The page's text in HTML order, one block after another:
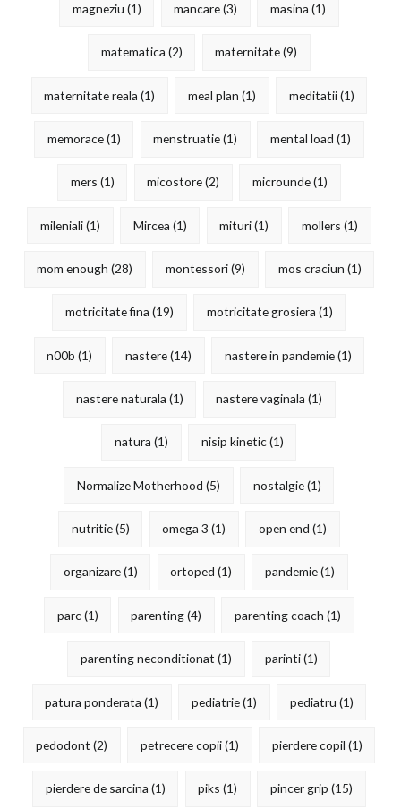
magneziu (1) mancare(3) masina (1)
matematica (2) maternitate(9)
maternitate reala (1) meal plan (1) meditatii(1)
memorace(1) menstruatie(1) mental load (1)
mers (1) micostore(2) microunde(1)
mileniali(1) Mircea (1) mituri(1) mollers (1)
mom enough (28) montessori(9) mos craciun (1)
motricitate fina (19) motricitate grosiera (1)
n00b (1) nastere(14) nastere in pandemie(1)
nastere naturala (1) nastere vaginala (1)
natura (1) nisip kinetic(1)
Normalize Motherhood (5) nostalgie(1)
nutritie(5) omega 3 (1) open end (1)
organizare(1) ortoped (1) pandemie(1)
parc(1) parenting(4) parenting coach (1)
parenting neconditionat (1) parinti(1)
patura ponderata (1) pediatrie(1) pediatru (1)
pedodont (2) petrecere copii(1) pierdere copil (1)
pierdere de sarcina (1) piks (1) pincer grip (15)